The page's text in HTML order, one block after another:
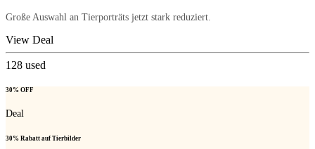
Große Auswahl an Tierporträts jetzt stark reduziert.
View Deal
128 used
30% OFF
Deal
30% Rabatt auf Tierbilder